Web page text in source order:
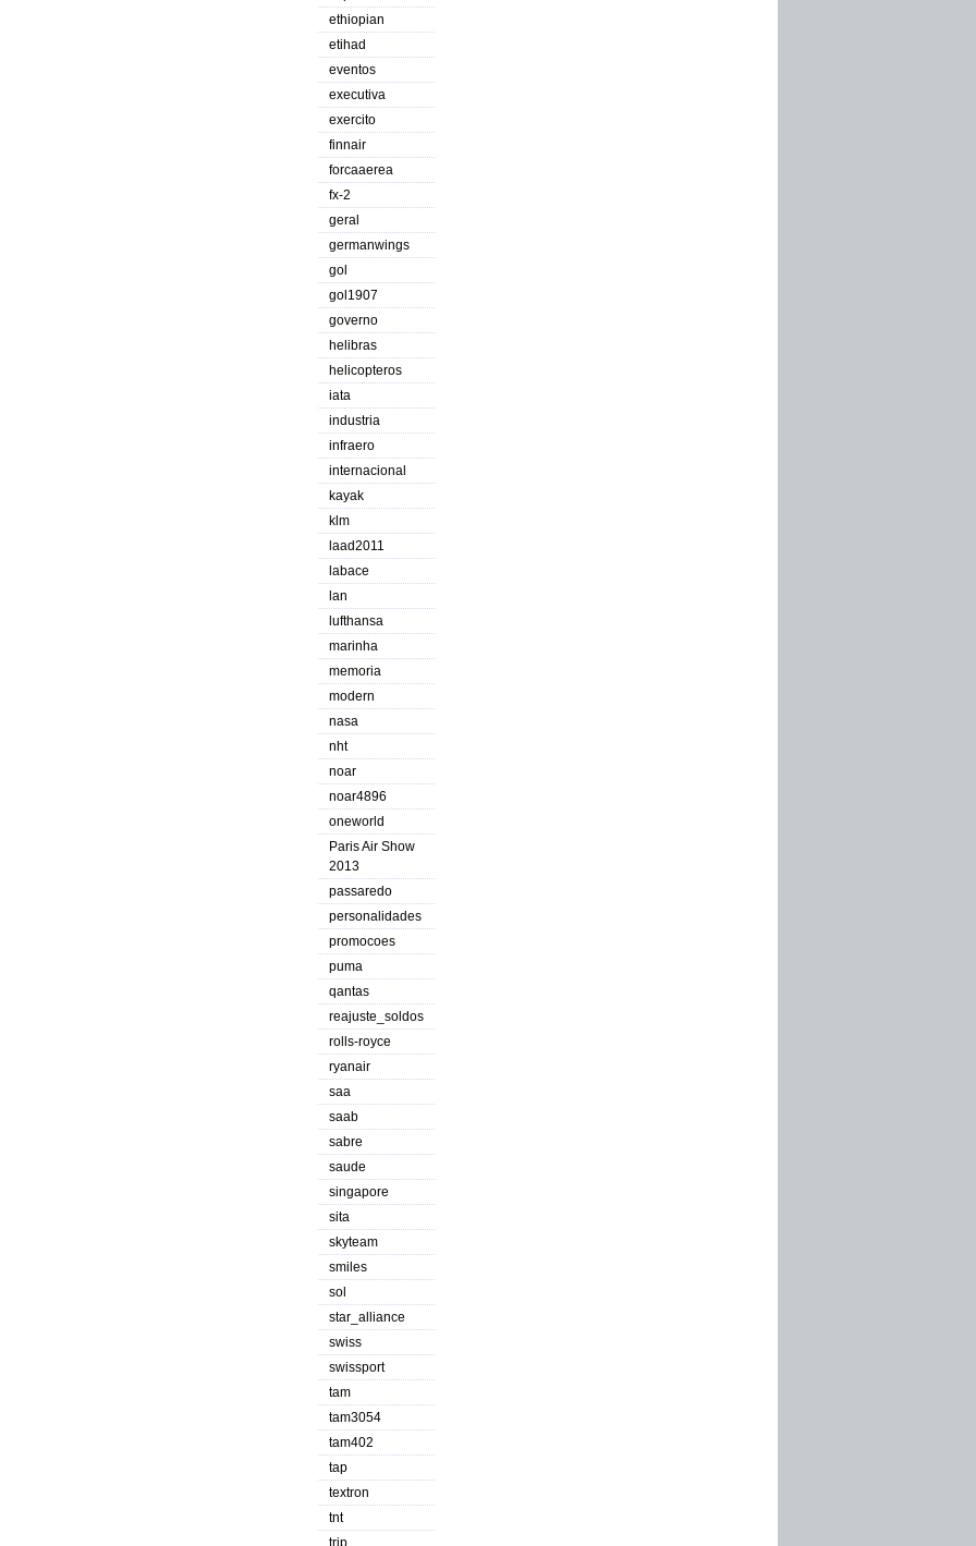
ethiopian
etihad
eventos
executiva
exercito
finnair
forcaaerea
fx-2
geral
germanwings
gol
gol1907
governo
helibras
helicopteros
iata
industria
infraero
internacional
kayak
klm
laad2011
labace
lan
lufthansa
marinha
memoria
modern
nasa
nht
noar
noar4896
oneworld
Paris Air Show
2013
passaredo
personalidades
promocoes
puma
qantas
reajuste_soldos
rolls-royce
ryanair
saa
saab
sabre
saude
singapore
sita
skyteam
smiles
sol
star_alliance
swiss
swissport
tam
tam3054
tam402
tap
textron
tnt
trip